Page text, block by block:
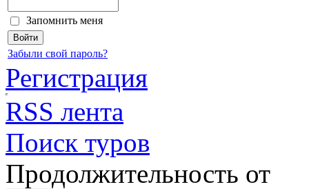
Запомнить меня
Забыли свой пароль?
Регистрация
RSS лента
Поиск туров
Продолжительность от